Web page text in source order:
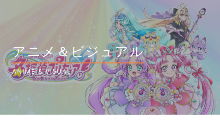
アニメ＆ビジュアル
ANIME & VISUAL